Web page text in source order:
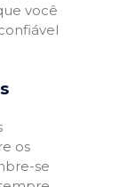
você
os
se